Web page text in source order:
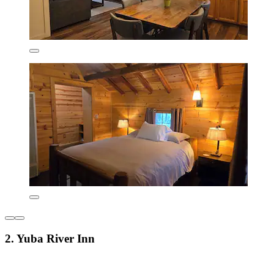
2. Yuba River Inn